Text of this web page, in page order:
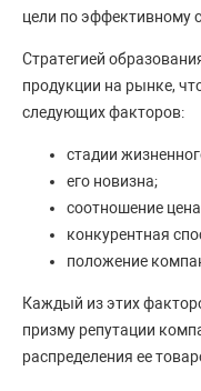
цели по эффективному
Стратегией
продукции на рынке,
следующих факторов:
стадии
его новизна;
соотношение
конкурентная
положение
Каждый из этих
призму репутации
распределения ее